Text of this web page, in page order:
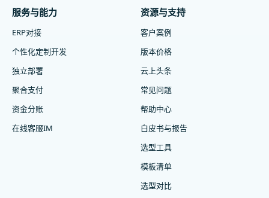
服务与能力
ERP对接
个性化定制开发
独立部署
聚合支付
资金分账
在线客服IM
资源与支持
客户案例
版本价格
云上头条
常见问题
帮助中心
白皮书与报告
选型工具
模板清单
选型对比